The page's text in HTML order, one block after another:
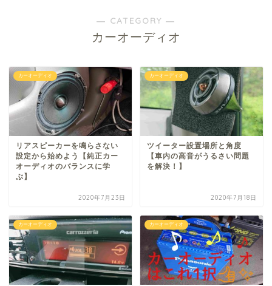
― CATEGORY ―
カーオーディオ
カーオーディオ
リアスピーカーを鳴らさない
設定から始めよう【純正カー
オーディオのバランスに学
ぶ】
2020年7月23日
カーオーディオ
ツイーター設置場所と角度
【車内の高音がうるさい問題
を解決！】
2020年7月18日
カーオーディオ カーオーディオ